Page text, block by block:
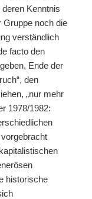
Kenntnis
Gruppe noch die
verständlich
facto den
Ende der
den
„nur mehr
1978/1982:
historische